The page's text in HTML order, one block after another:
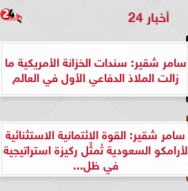
أخبار 24
سامر شقير: سندات الخزانة الأمريكية ما
زالت الملاذ الدفاعي الأول في العالم
سامر شقير: القوة الائتمانية الاستثنائية
لأرامكو السعودية تُمثِّل ركيزة استراتيجية
في ظل...